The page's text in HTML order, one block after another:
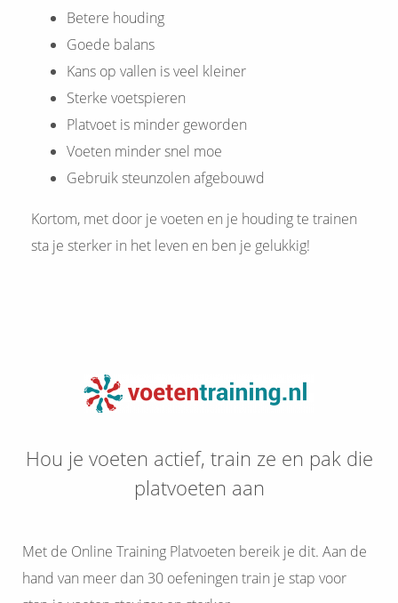
Betere houding
Goede balans
Kans op vallen is veel kleiner
Sterke voetspieren
Platvoet is minder geworden
Voeten minder snel moe
Gebruik steunzolen afgebouwd
Kortom, met door je voeten en je houding te trainen
sta je sterker in het leven en ben je gelukkig!
Hou je voeten actief, train ze en pak die
platvoeten aan
Met de Online Training Platvoeten bereik je dit. Aan de
hand van meer dan 30 oefeningen train je stap voor